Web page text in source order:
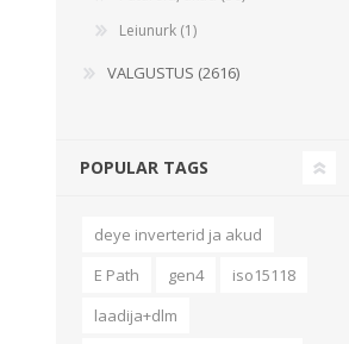
Leiunurk (1)
VALGUSTUS (2616)
POPULAR TAGS
deye inverterid ja akud
E Path
gen4
iso15118
laadija+dlm